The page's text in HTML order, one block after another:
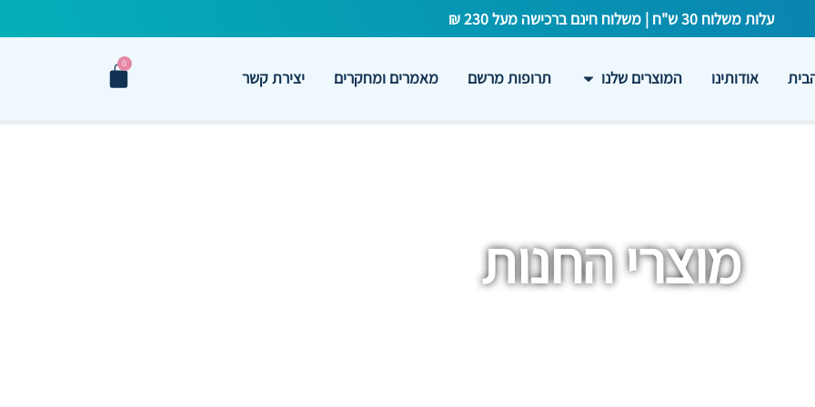
עלות משלוח 30 ש"ח | משלוח חינם ברכישה מעל 230 ₪
אודותינו המוצרים שלנו תרופות מרשם מאמרים ומחקרים יצירת קשר
0
מוצרי החנות